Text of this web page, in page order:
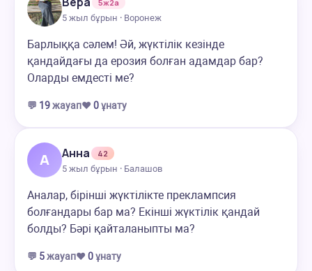
5ж2а
5 жыл бұрын · Воронеж
Барлыққа сәлем! Әй, жүктілік кезінде
қандайдағы да ерозия болған адамдар бар?
Оларды емдесті ме?
💬 19жауап❤️ 0ұнату
А Анна
42
5 жыл бұрын · Балашов
Аналар, бірінші жүктілікте преклампсия
болғандары бар ма? Екінші жүктілік қандай
болды? Бәрі қайталаныпты ма?
💬 5жауап❤️ 0ұнату